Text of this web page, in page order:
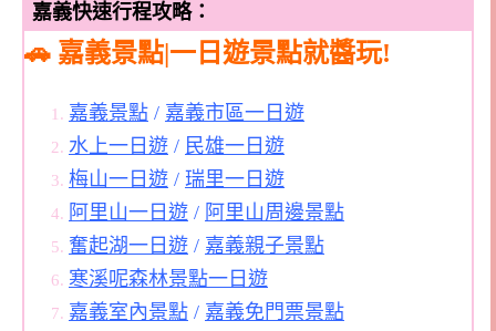
嘉義快速行程攻略：
🚗 嘉義景點|一日遊景點就醬玩!
嘉義景點 / 嘉義市區一日遊
水上一日遊 / 民雄一日遊
梅山一日遊 / 瑞里一日遊
阿里山一日遊 / 阿里山周邊景點
奮起湖一日遊 / 嘉義親子景點
寒溪呢森林景點一日遊
嘉義室內景點 / 嘉義免門票景點